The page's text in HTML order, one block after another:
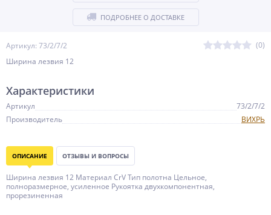
Артикул: 73/2/7/2
(0)
Ширина лезвия 12
ПОДРОБНЕЕ О ДОСТАВКЕ
Характеристики
Артикул
73/2/7/2
Производитель
ВИХРЬ
ОПИСАНИЕ ОТЗЫВЫ И ВОПРОСЫ
Ширина лезвия 12 Материал CrV Тип полотна Цельное,
полноразмерное, усиленное Рукоятка двухкомпонентная,
прорезиненная